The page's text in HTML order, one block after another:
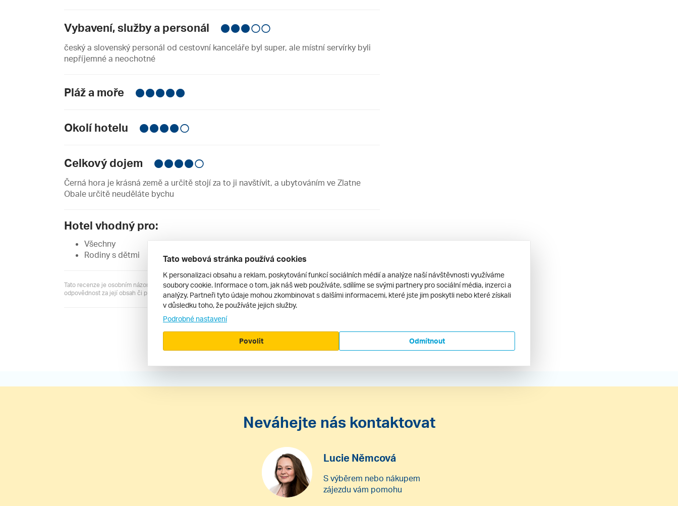
Vybavení, služby a personál
český a slovenský personál od cestovní kanceláře byl super, ale místní servírky byli
nepříjemné a neochotné
Pláž a moře
Okolí hotelu
Celkový dojem
Černá hora je krásná země a určitě stojí za to ji navštívit, a ubytováním ve Zlatne
Obale určitě neuděláte bychu
Hotel vhodný pro:
Všechny
Rodiny s dětmi
Tato recenze je osobním názorem jejího autora a server Recenze.cz ani jeho provozovatel nenese žádnou
odpovědnost za její obsah či pravdivost.
Neváhejte nás kontaktovat
Lucie Němcová
S výběrem nebo nákupem
zájezdu vám pomohu
Tato webová stránka používá cookies
K personalizaci obsahu a reklam, poskytování funkcí sociálních médií a analýze naší návštěvnosti využíváme
soubory cookie. Informace o tom, jak náš web používáte, sdílíme se svými partnery pro sociální média, inzerci a
analýzy. Partneři tyto údaje mohou zkombinovat s dalšími informacemi, které jste jim poskytli nebo které získali
v důsledku toho, že používáte jejich služby.
Podrobné nastavení
Odmítnout
Povolit